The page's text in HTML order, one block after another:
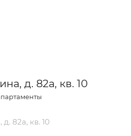
д. 82а, кв. 10
д. 82а, кв. 10